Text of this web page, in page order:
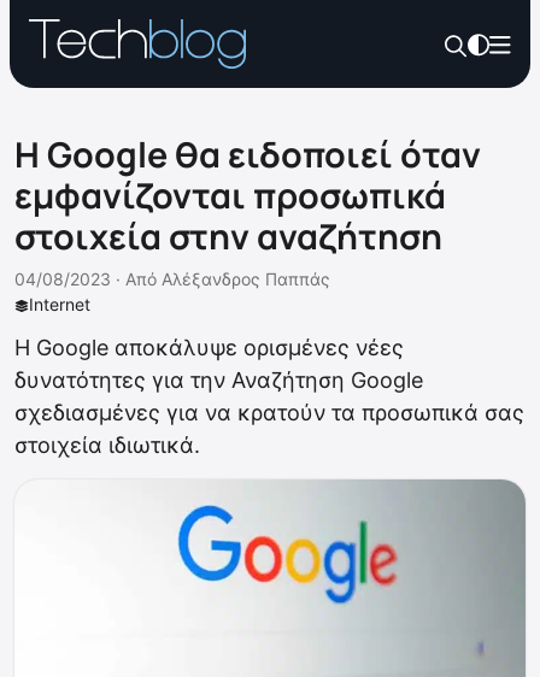
Η Google θα ειδοποιεί όταν
εμφανίζονται προσωπικά
στοιχεία στην αναζήτηση
Internet
04/08/2023 · Από Αλέξανδρος Παππάς
Η Google αποκάλυψε ορισμένες νέες
δυνατότητες για την Αναζήτηση Google
σχεδιασμένες για να κρατούν τα προσωπικά σας
στοιχεία ιδιωτικά.